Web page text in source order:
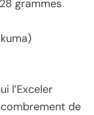
grammes
l’Exceler
de